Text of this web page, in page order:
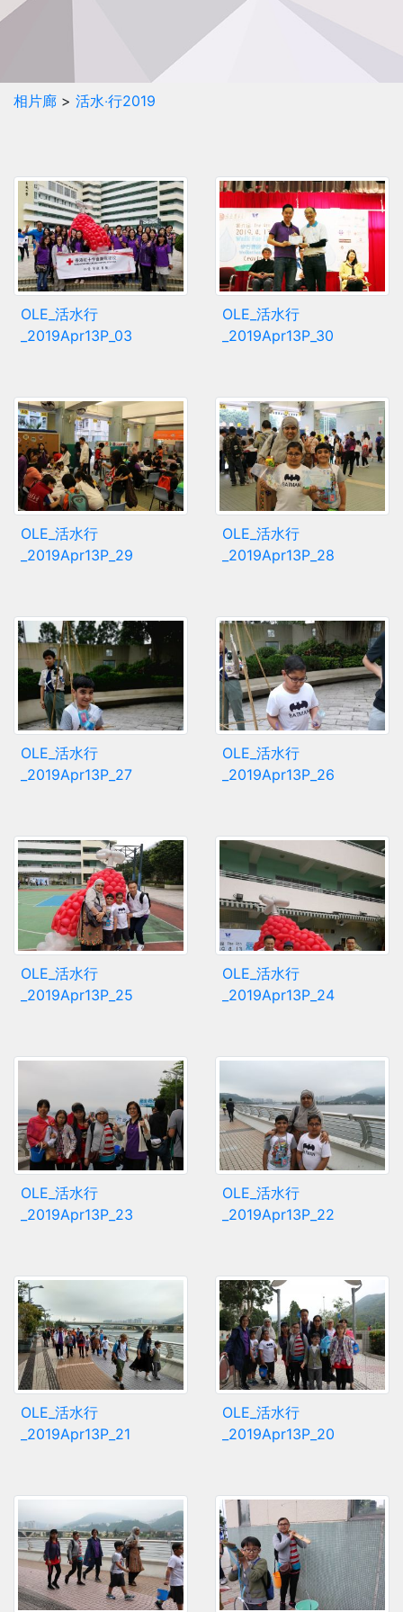
相片廊 > 活水‧行2019
OLE_活水行
_2019Apr13P_03
OLE_活水行
_2019Apr13P_30
OLE_活水行
_2019Apr13P_29
OLE_活水行
_2019Apr13P_28
OLE_活水行
_2019Apr13P_27
OLE_活水行
_2019Apr13P_26
OLE_活水行
_2019Apr13P_25
OLE_活水行
_2019Apr13P_24
OLE_活水行
_2019Apr13P_23
OLE_活水行
_2019Apr13P_22
OLE_活水行
_2019Apr13P_21
OLE_活水行
_2019Apr13P_20